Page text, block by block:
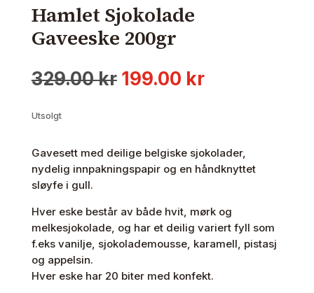
Hamlet Sjokolade
Gaveeske 200gr
329.00kr Opprinnelig
199.00 krNåværende
Utsolgt
Gavesett med deilige belgiske sjokolader,
nydelig innpakningspapir og en håndknyttet
sløyfe i gull.
Hver eske består av både hvit, mørk og
melkesjokolade, og har et deilig variert fyll som
f.eks vanilje, sjokolademousse, karamell, pistasj
og appelsin.
Hver eske har 20 biter med konfekt.